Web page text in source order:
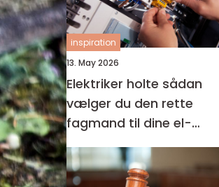
inspiration
13. May 2026
Elektriker holte sådan
vælger du den rette
fagmand til dine el-
opgaver